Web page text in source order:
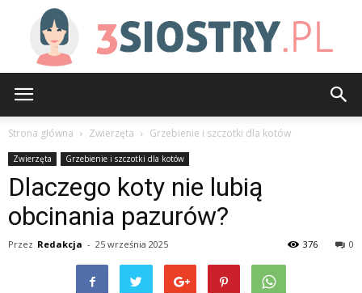
Strona główna Zwierzęta Grzebienie i szczotki dla kotów
Zwierzęta Grzebienie i szczotki dla kotów
Dlaczego koty nie lubią
obcinania pazurów?
Przez Redakcja - 25 września 2025 0
376